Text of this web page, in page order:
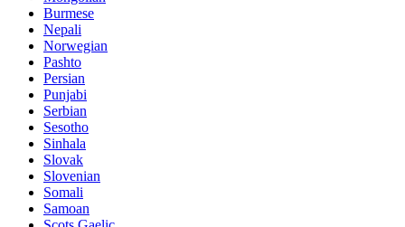
Burmese
Nepali
Norwegian
Pashto
Persian
Punjabi
Serbian
Sesotho
Sinhala
Slovak
Slovenian
Somali
Samoan